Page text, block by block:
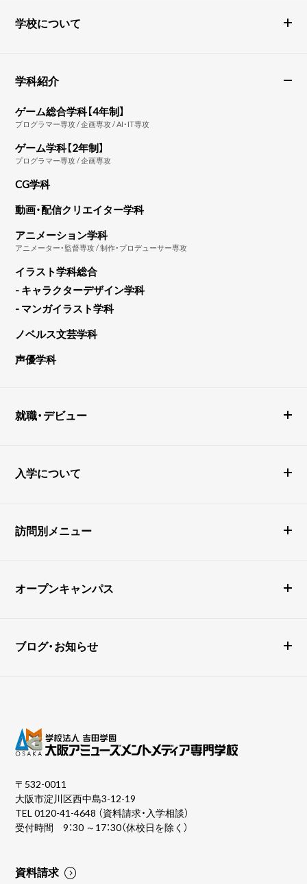
学校について
学科紹介
ゲーム総合学科【4年制】
プログラマー専攻 / 企画専攻 / AI・IT専攻
ゲーム学科【2年制】
プログラマー専攻 / 企画専攻
CG学科
動画・配信クリエイター学科
アニメーション学科
アニメーター・監督専攻 / 制作・プロデューサー専攻
イラスト学科総合
- キャラクターデザイン学科
- マンガイラスト学科
ノベルス文芸学科
声優学科
就職・デビュー
入学について
訪問別メニュー
オープンキャンパス
ブログ・お知らせ
〒532-0011
大阪市淀川区西中島3-12-19
TEL0120-41-4648 （資料請求・入学相談）
受付時間 9：30 ～17：30（休校日を除く）
資料請求